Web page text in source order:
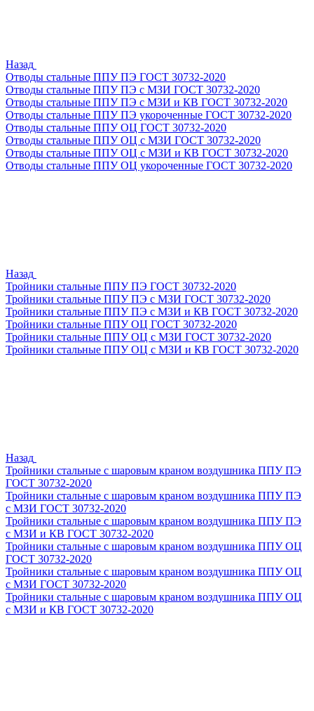
Назад
Отводы стальные ППУ ПЭ ГОСТ 30732-2020
Отводы стальные ППУ ПЭ с МЗИ ГОСТ 30732-2020
Отводы стальные ППУ ПЭ с МЗИ и КВ ГОСТ 30732-2020
Отводы стальные ППУ ПЭ укороченные ГОСТ 30732-2020
Отводы стальные ППУ ОЦ ГОСТ 30732-2020
Отводы стальные ППУ ОЦ с МЗИ ГОСТ 30732-2020
Отводы стальные ППУ ОЦ с МЗИ и КВ ГОСТ 30732-2020
Отводы стальные ППУ ОЦ укороченные ГОСТ 30732-2020
Назад
Тройники стальные ППУ ПЭ ГОСТ 30732-2020
Тройники стальные ППУ ПЭ с МЗИ ГОСТ 30732-2020
Тройники стальные ППУ ПЭ с МЗИ и КВ ГОСТ 30732-2020
Тройники стальные ППУ ОЦ ГОСТ 30732-2020
Тройники стальные ППУ ОЦ с МЗИ ГОСТ 30732-2020
Тройники стальные ППУ ОЦ с МЗИ и КВ ГОСТ 30732-2020
Назад
Тройники стальные с шаровым краном воздушника ППУ ПЭ
ГОСТ 30732-2020
Тройники стальные с шаровым краном воздушника ППУ ПЭ
с МЗИ ГОСТ 30732-2020
Тройники стальные с шаровым краном воздушника ППУ ПЭ
с МЗИ и КВ ГОСТ 30732-2020
Тройники стальные с шаровым краном воздушника ППУ ОЦ
ГОСТ 30732-2020
Тройники стальные с шаровым краном воздушника ППУ ОЦ
с МЗИ ГОСТ 30732-2020
Тройники стальные с шаровым краном воздушника ППУ ОЦ
с МЗИ и КВ ГОСТ 30732-2020